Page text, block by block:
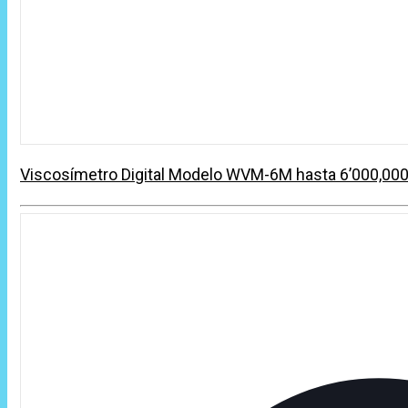
Viscosímetro Digital Modelo WVM-6M hasta